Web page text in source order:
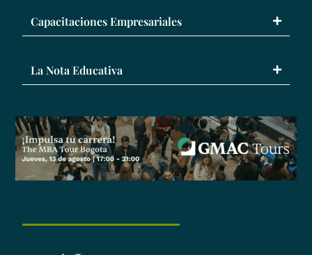
Capacitaciones Empresariales
La Nota Educativa